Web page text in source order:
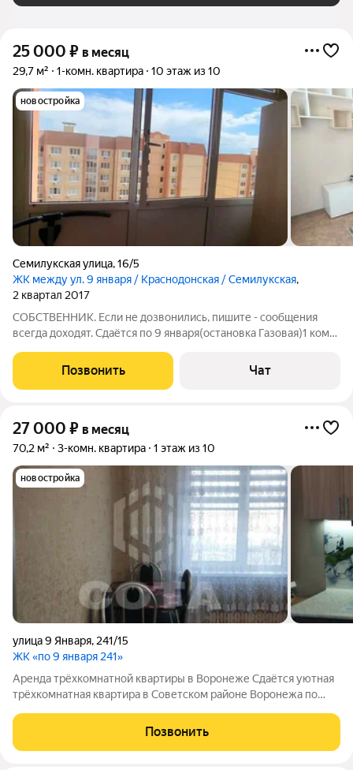
25 000 ₽ в месяц
29,7 м² 1-комн. квартира 10 этаж из 10
новостройка
Семилукская улица,16/5
ЖК между ул. 9 января / Краснодонская / Семилукская,
2 квартал 2017
СОБСТВЕННИК. Если не дозвонились, пишите - сообщения
всегда доходят. Сдаётся по 9 января(остановка Газовая)1 комн.
комфортного проживания. Имеется холодильник, стиральная
машинка, микроволновая печь,
Позвонить Чат
27 000 ₽ в месяц
70,2 м² 3-комн. квартира 1 этаж из 10
новостройка
улица 9 Января, 241/15
ЖК «по 9 января 241»
Аренда трёхкомнатной квартиры в Воронеже Сдаётся уютная
трёхкомнатная квартира в Советском районе Воронежа по
первом этаже десятиэтажного панельного дома. Высота
потолков составляет 2,75
Позвонить